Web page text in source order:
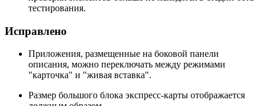
тестирования.
Исправлено
Приложения, размещенные на боковой панели
описания, можно переключать между режимами
"карточка" и "живая вставка".
Размер большого блока экспресс-карты отображается